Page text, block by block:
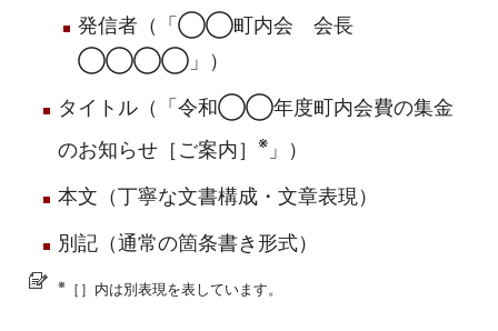
発信者（「◯◯町内会 会長
◯◯◯◯」）
タイトル（「令和◯◯年度町内会費の集金
のお知らせ［ご案内］
※ 」）
本文（丁寧な文書構成・文章表現）
別記（通常の箇条書き形式）
※ ［］内は別表現を表しています。